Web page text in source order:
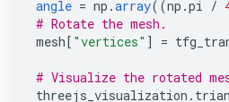
angle = np .array((np .pi /
# Rotate the mesh.
mesh[ "vertices" ] =
# Visualize the rotated
threejs_visualization .